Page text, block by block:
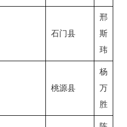
石门县
邢
斯
玮
桃源县
杨
万
胜